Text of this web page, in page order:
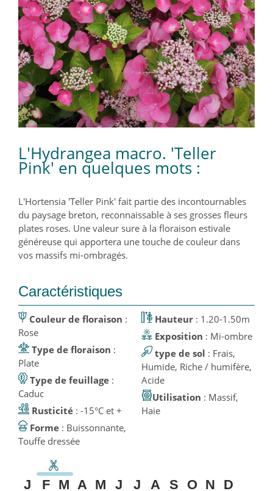
L'Hydrangea macro. 'Teller
Pink' en quelques mots :
L'Hortensia 'Teller Pink' fait partie des incontournables
du paysage breton, reconnaissable à ses grosses fleurs
plates roses. Une valeur sure à la floraison estivale
généreuse qui apportera une touche de couleur dans
vos massifs mi-ombragés.
Caractéristiques
Couleur de floraison :
Rose
Type de floraison :
Plate
Type de feuillage :
Caduc
Rusticité : -15°C et +
Forme : Buissonnante,
Touffe dressée
Hauteur: 1.20-1.50m
Exposition
: Mi-ombre
type de sol : Frais,
Humide, Riche / humifère,
Acide
Utilisation : Massif,
Haie
J F M A M J J A S O N D